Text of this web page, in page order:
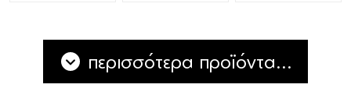
περισσότερα προϊόντα...